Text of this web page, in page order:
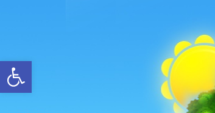
Open toolbar